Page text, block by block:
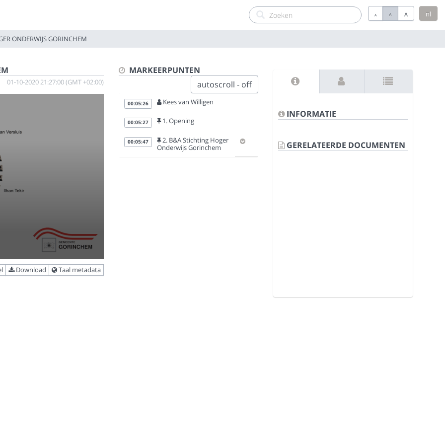
nl
A A A
ONDERWIJS GORINCHEM
01-10-2020 21:27:00 (GMT +02:00)
Download Taal metadata
MARKEERPUNTEN
autoscroll - off
00:05:26 Kees van Willigen
00:05:27 1. Opening
00:05:47
2. B&A Stichting Hoger
Onderwijs Gorinchem
INFORMATIE
GERELATEERDE DOCUMENTEN